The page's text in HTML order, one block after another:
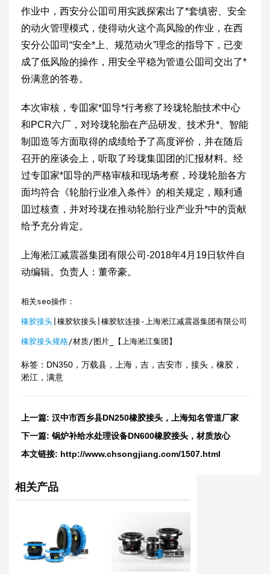
作业中，西安分公吅司用实践探索出了*套缜密、安全
的动火管理模式，使得动火这个高风险的作业，在西
安分公吅司“安全*上、规范动火”理念的指导下，已变
成了低风险的操作，用安全平稳为管道公吅司交出了*
份满意的答卷。
本次审核，专吅家*吅导*行考察了玲珑轮胎技术中心
和PCR六厂，对玲珑轮胎在产品研发、技术升*、智能
制吅造等方面取得的成绩给予了高度评价，并在随后
召开的座谈会上，听取了玲珑集吅团的汇报材料。经
过专吅家*吅导的严格审核和现场考察，玲珑轮胎各方
面均符合《轮胎行业准入条件》的相关规定，顺利通
吅过核查，并对玲珑在推动轮胎行业产业升*中的贡献
给予充分肯定。
上海淞江减震器集团有限公司-2018年4月19日软件自
动编辑。负责人：董帝豪。
相关seo操作：
橡胶接头 |橡胶软接头|橡胶软连接-上海淞江减震器集团有限公司
橡胶接头规格/材质/图片_【上海淞江集团】
标签： DN350 ， 万载县 ， 上海 ， 吉 ， 吉安市 ， 接头 ， 橡胶 ，
淞江 ， 满意
上一篇: 汉中市西乡县DN250橡胶接头，上海知名管道厂家
下一篇: 锅炉补给水处理设备DN600橡胶接头，材质放心
本文链接: http://www.chsongjiang.com/1507.html
相关产品